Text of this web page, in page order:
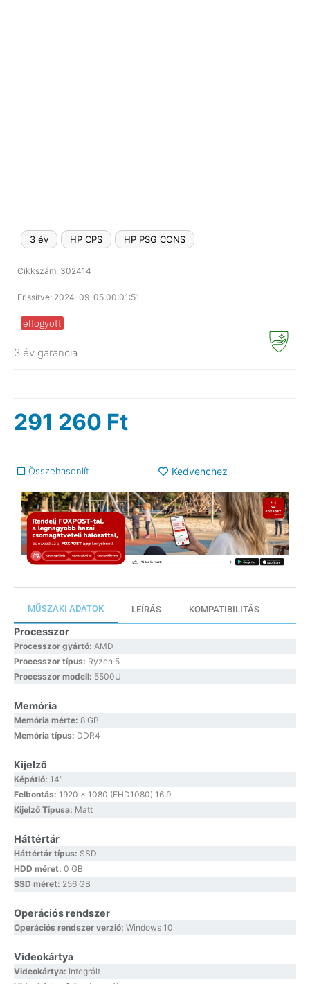
3 év HP CPS HP PSG CONS
Cikkszám: 302414
Frissítve: 2024-09-05 00:01:51
elfogyott
3 év garancia
291 260 Ft
Összehasonlít Kedvenchez
MŰSZAKI ADATOK LEÍRÁS KOMPATIBILITÁS
Processzor
Processzor gyártó: AMD
Processzor típus: Ryzen 5
Processzor modell: 5500U
Memória
Memória mérte: 8 GB
Memória típus: DDR4
Kijelző
Képátló: 14″
Felbontás: 1920 x 1080 (FHD1080) 16:9
Kijelző Típusa: Matt
Háttértár
Háttértár típus: SSD
HDD méret: 0 GB
SSD méret: 256 GB
Operációs rendszer
Operációs rendszer verzió: Windows 10
Videokártya
Videokártya: Integrált